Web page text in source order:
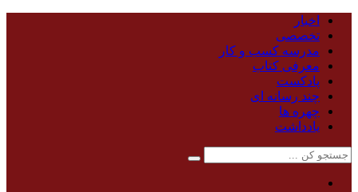
اخبار
تخصصی
مدرسه کسب و کار
معرفی کتاب
پادکست
چند رسانه ای
چهره ها
یادداشت